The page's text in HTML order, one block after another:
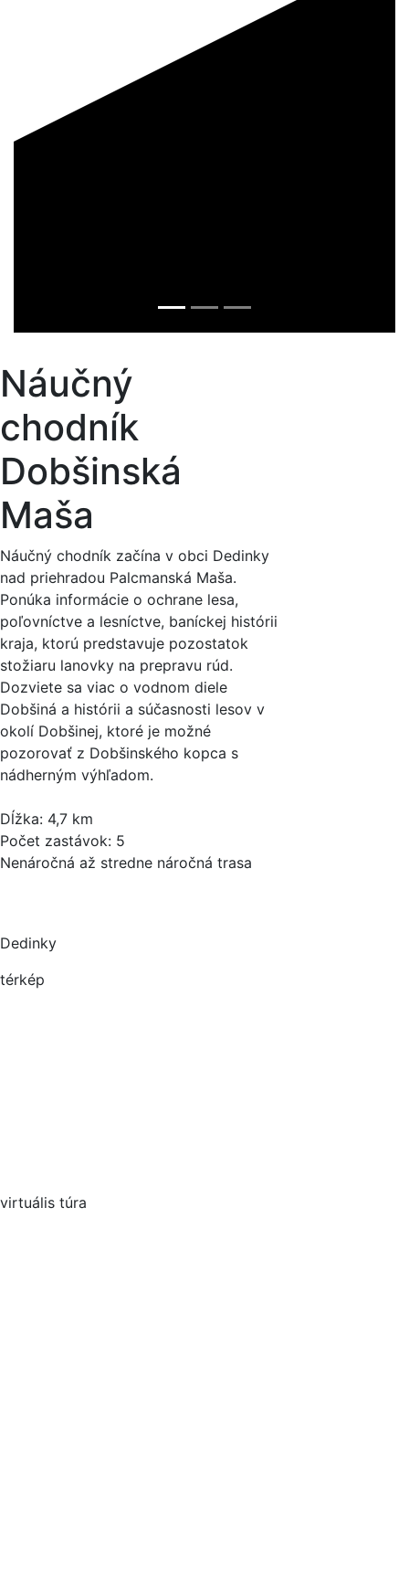
Náučný
chodník
Dobšinská
Maša
Náučný chodník začína v obci Dedinky
nad priehradou Palcmanská Maša.
Ponúka informácie o ochrane lesa,
poľovníctve a lesníctve, baníckej histórii
kraja, ktorú predstavuje pozostatok
stožiaru lanovky na prepravu rúd.
Dozviete sa viac o vodnom diele
Dobšiná a histórii a súčasnosti lesov v
okolí Dobšinej, ktoré je možné
pozorovať z Dobšinského kopca s
nádherným výhľadom.
Dĺžka: 4,7 km
Počet zastávok: 5
Nenáročná až stredne náročná trasa
Dedinky
térkép
virtuális túra